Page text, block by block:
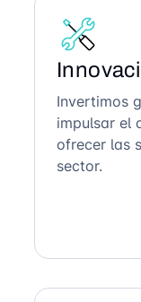
Invertimos
impulsar el
ofrecer las
sector.